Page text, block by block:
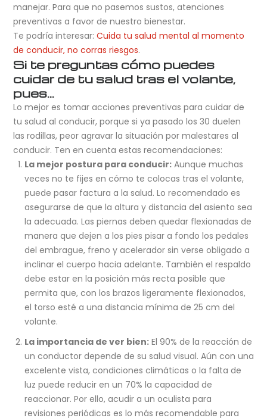
manejar. Para que no pasemos sustos, atenciones
preventivas a favor de nuestro bienestar.
Te podría interesar:Cuida tu salud mental al momento
de conducir, no corras riesgos.
Si te preguntas cómo puedes
cuidar de tu salud tras el volante,
pues…
Lo mejor es tomar acciones preventivas para cuidar de
tu salud al conducir, porque si ya pasado los 30 duelen
las rodillas, peor agravar la situación por malestares al
conducir. Ten en cuenta estas recomendaciones:
La mejor postura para conducir:Aunque muchas
veces no te fijes en cómo te colocas tras el volante,
puede pasar factura a la salud. Lo recomendado es
asegurarse de que la altura y distancia del asiento sea
la adecuada. Las piernas deben quedar flexionadas de
manera que dejen a los pies pisar a fondo los pedales
del embrague, freno y acelerador sin verse obligado a
inclinar el cuerpo hacia adelante. También el respaldo
debe estar en la posición más recta posible que
permita que, con los brazos ligeramente flexionados,
el torso esté a una distancia mínima de 25 cm del
volante.
La importancia de ver bien:El 90% de la reacción de
un conductor depende de su salud visual. Aún con una
excelente vista, condiciones climáticas o la falta de
luz puede reducir en un 70% la capacidad de
reaccionar. Por ello, acudir a un oculista para
revisiones periódicas es lo más recomendable para